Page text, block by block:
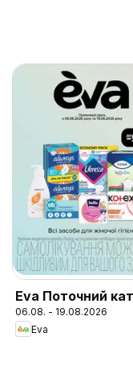
Eva Поточний
06.08. - 19.08.2026
Eva